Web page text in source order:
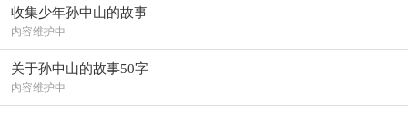
收集少年孙中山的故事
内容维护中
关于孙中山的故事50字
内容维护中